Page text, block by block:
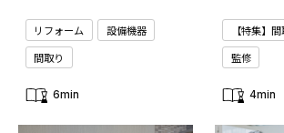
リフォーム
設備機器
間取り
6min
【特集】
監修
4min